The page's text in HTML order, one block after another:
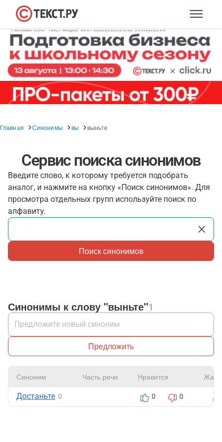
Главная Синонимы вы выньте
Сервис поиска синонимов
Введите слово, к которому требуется подобрать
аналог, и нажмите на кнопку «Поиск синонимов». Для
просмотра отдельных групп используйте поиск по
алфавиту.
Поиск синонимов
Синонимы к слову "выньте"1
Предложить
Синоним Часть речи Нравится
Достаньте 0 0 0